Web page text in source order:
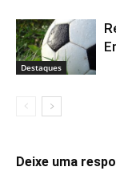
Destaques
Deixe uma